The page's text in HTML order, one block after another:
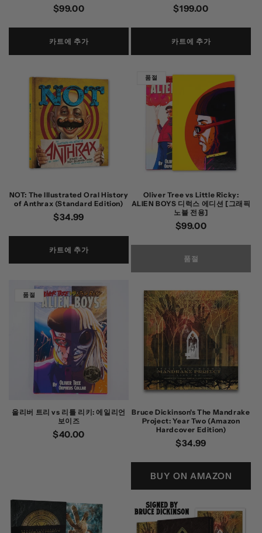
정
$99.00
카트에 추가
정
$199.00
카트에 추가
NOT: The Illustrated Oral History
of Anthrax (Standard Edition)
정
$34.99
카트에 추가
품절
Oliver Tree vs Little Ricky:
ALIEN BOYS 디럭스 에디션 [그래픽
노블 전용]
정
$99.00
품절
품절
올리버 트리 vs 리틀 리키: 에일리언
보이즈
정
$40.00
Bruce Dickinson's The Mandrake
Project: Year Two (Amazon
Hardcover Edition)
정
$34.99
BUY ON AMAZON